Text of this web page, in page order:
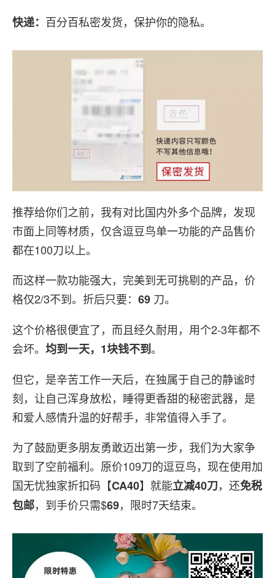
快递： 百分百私密发货，保护你的隐私。
推荐给你们之前，我有对比国内外多个品牌，发现
市面上同等材质，仅含逗豆鸟单一功能的产品售价
都在100刀以上。
而这样一款功能强大，完美到无可挑剔的产品，价
格仅2/3不到。折后只要： 69 刀。
这个价格很便宜了，而且经久耐用，用个2-3年都不
会坏。 均到一天，1块钱不到。
但它，是辛苦工作一天后，在独属于自己的静谧时
刻，让自己浑身放松，睡得更香甜的秘密武器，是
和爱人感情升温的好帮手，非常值得入手了。
为了鼓励更多朋友勇敢迈出第一步，我们为大家争
取到了空前福利。原价109刀的逗豆鸟，现在使用加
国无忧独家折扣码【CA40】就能立减40刀，还免税
包邮，到手价只需$69，限时7天结束。